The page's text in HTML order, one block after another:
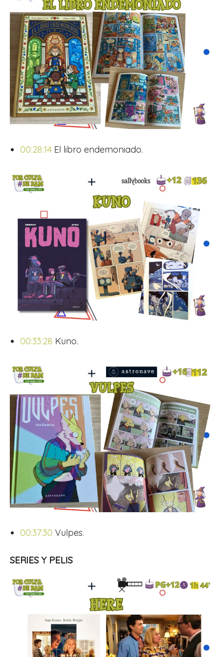
00:28:14 El libro endemoniado.
00:33:28 Kuno.
00:37:30 Vulpes.
SERIES Y PELIS